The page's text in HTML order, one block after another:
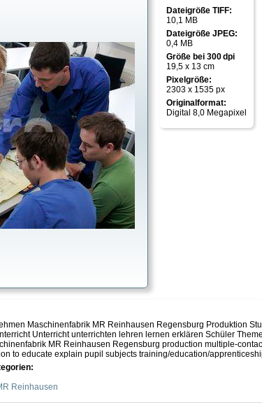
Dateigröße TIFF:
10,1 MB
Dateigröße JPEG:
0,4 MB
Größe bei 300 dpi
19,5 x 13 cm
Pixelgröße:
2303 x 1535 px
Originalformat:
Digital 8,0 Megapixel
Maschinenfabrik MR Reinhausen Regensburg Produktion
Unterricht unterrichten lehren lernen erklären Schüler
MR Reinhausen Regensburg production multiple-
to educate explain pupil subjects training/education/
Reinhausen